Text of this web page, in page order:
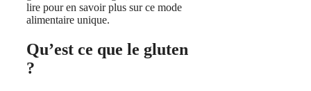
lire pour en savoir plus sur ce mode
alimentaire unique.
Qu’est ce que le gluten
?